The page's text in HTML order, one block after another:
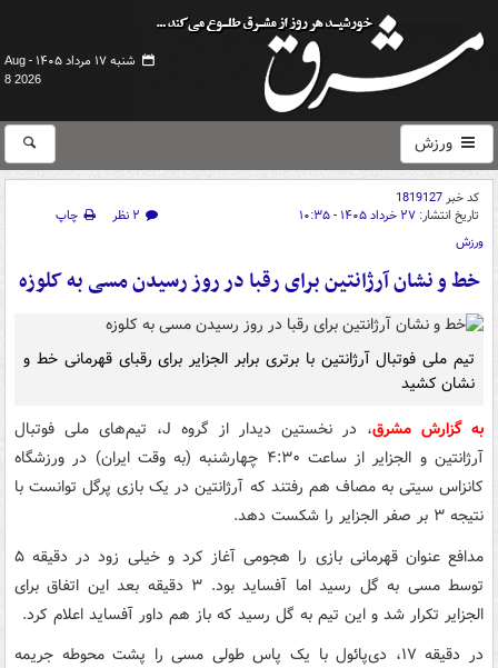
شنبه ۱۷ مرداد ۱۴۰۵ -
Aug
8 2026
ورزش
کد خبر1819127
تاریخ انتشار: ۲۷ خرداد ۱۴۰۵ - ۱۰:۳۵ ۲ نظر
چاپ
ورزش
خط و نشان آرژانتین برای رقبا در روز رسیدن مسی به کلوزه
تیم ملی فوتبال آرژانتین با برتری برابر الجزایر برای رقبای قهرمانی خط و
نشان کشید
به گزارش مشرق
، در نخستین دیدار از گروه J، تیم‌های ملی فوتبال
آرژانتین و الجزایر از ساعت ۴:۳۰ چهارشنبه (به وقت ایران) در ورزشگاه
کانزاس سیتی به مصاف هم رفتند که آرژانتین در یک بازی پرگل توانست با
نتیجه ۳ بر صفر الجزایر را شکست دهد.
مدافع عنوان قهرمانی بازی را هجومی آغاز کرد و خیلی زود در دقیقه ۵
توسط مسی به گل رسید اما آفساید بود. ۳ دقیقه بعد این اتفاق برای
الجزایر تکرار شد و این تیم به گل رسید که باز هم داور آفساید اعلام کرد.
در دقیقه ۱۷، دی‌پائول با یک پاس طولی مسی را پشت محوطه جریمه